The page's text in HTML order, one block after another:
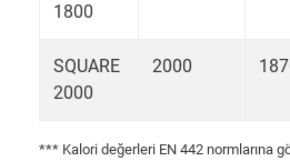
1800
SQUARE
2000
2000
*** Kalori değerleri EN 442 normlarına